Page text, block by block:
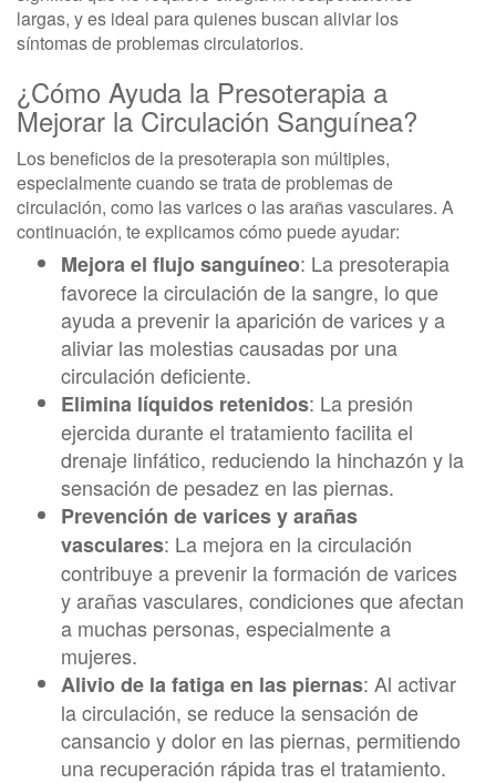
largas, y es ideal para quienes buscan aliviar los
síntomas de problemas circulatorios.
¿Cómo Ayuda la Presoterapia a
Mejorar la Circulación Sanguínea?
Los beneficios de la presoterapia son múltiples,
especialmente cuando se trata de problemas de
circulación, como las varices o las arañas vasculares. A
continuación, te explicamos cómo puede ayudar:
Mejora el flujo sanguíneo: La presoterapia
favorece la circulación de la sangre, lo que
ayuda a prevenir la aparición de varices y a
aliviar las molestias causadas por una
circulación deficiente.
Elimina líquidos retenidos: La presión
ejercida durante el tratamiento facilita el
drenaje linfático, reduciendo la hinchazón y la
sensación de pesadez en las piernas.
Prevención de varices y arañas
vasculares: La mejora en la circulación
contribuye a prevenir la formación de varices
y arañas vasculares, condiciones que afectan
a muchas personas, especialmente a
mujeres.
Alivio de la fatiga en las piernas: Al activar
la circulación, se reduce la sensación de
cansancio y dolor en las piernas, permitiendo
una recuperación rápida tras el tratamiento.